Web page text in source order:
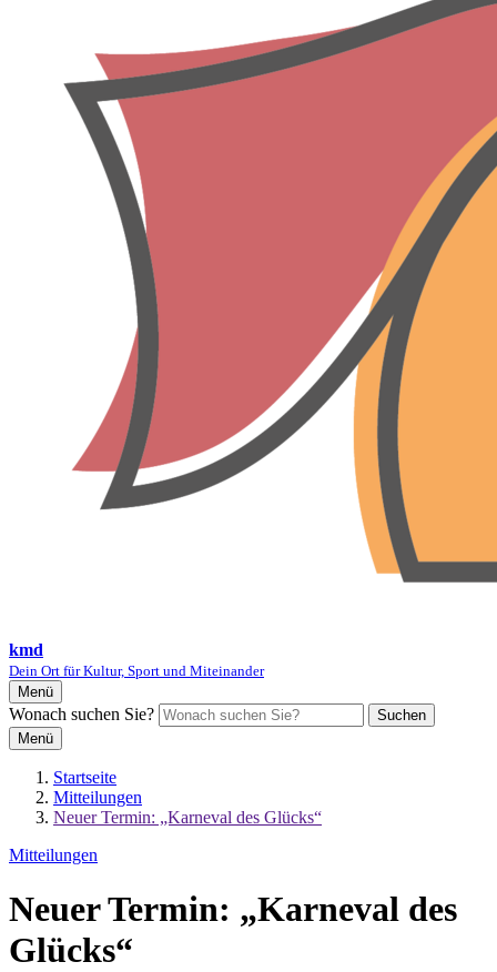
kmd
Dein Ort für Kultur, Sport und Miteinander
Menü
Wonach suchen Sie?
Suchen
Menü
Startseite
Mitteilungen
Neuer Termin: „Karneval des Glücks“
Mitteilungen
Neuer Termin: „Karneval des
Glücks“